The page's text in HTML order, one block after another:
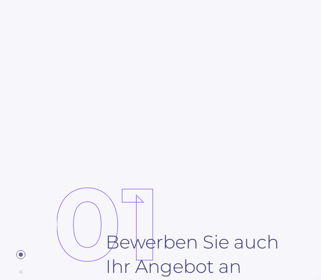
01
Bewerben Sie auch
Ihr Angebot an